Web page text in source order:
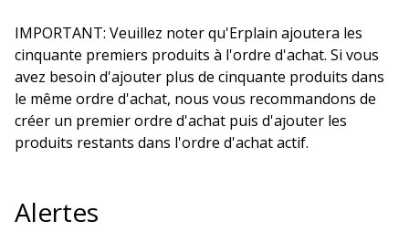
IMPORTANT: Veuillez noter qu'Erplain ajoutera les
cinquante premiers produits à l'ordre d'achat. Si vous
avez besoin d'ajouter plus de cinquante produits dans
le même ordre d'achat, nous vous recommandons de
créer un premier ordre d'achat puis d'ajouter les
produits restants dans l'ordre d'achat actif.
Alertes